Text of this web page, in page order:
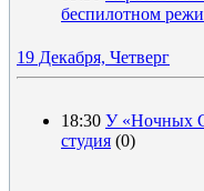
беспилотном
19 Декабря, Четверг
18:30 У «Ночных
студия (0)